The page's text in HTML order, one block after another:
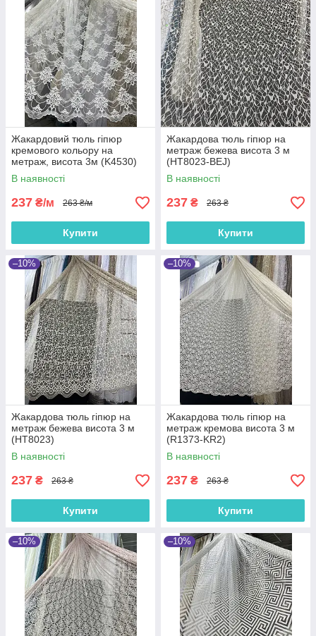
Жакардовий тюль гіпюр
кремового кольору на
метраж, висота 3м (K4530)
В наявності
237 ₴/м 263 ₴/м
Купити
Жакардова тюль гіпюр на
метраж бежева висота 3 м
(HT8023-BEJ)
В наявності
237 ₴ 263 ₴
Купити
–10%
Жакардова тюль гіпюр на
метраж бежева висота 3 м
(HT8023)
В наявності
237 ₴ 263 ₴
Купити
–10%
Жакардова тюль гіпюр на
метраж кремова висота 3 м
(R1373-KR2)
В наявності
237 ₴ 263 ₴
Купити
–10% –10%